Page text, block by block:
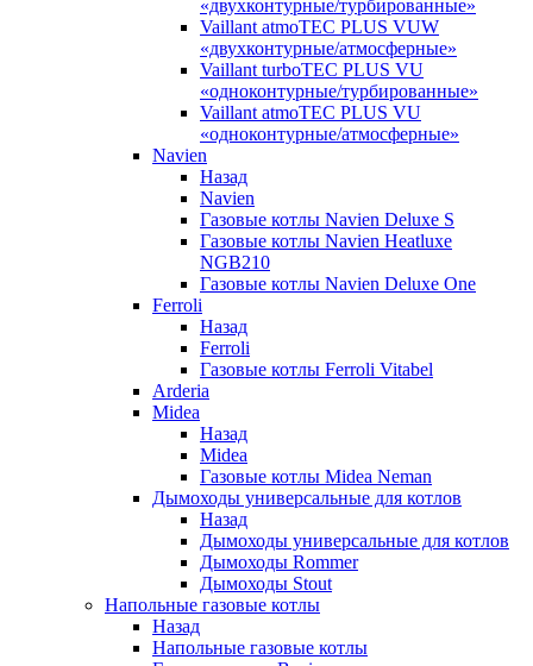
«двухконтурные/турбированные»
Vaillant atmoTEC PLUS VUW
«двухконтурные/атмосферные»
Vaillant turboTEC PLUS VU
«одноконтурные/турбированные»
Vaillant atmoTEC PLUS VU
«одноконтурные/атмосферные»
Navien
Назад
Navien
Газовые котлы Navien Deluxe S
Газовые котлы Navien Heatluxe
NGB210
Газовые котлы Navien Deluxe One
Ferroli
Назад
Ferroli
Газовые котлы Ferroli Vitabel
Arderia
Midea
Назад
Midea
Газовые котлы Midea Neman
Дымоходы универсальные для котлов
Назад
Дымоходы универсальные для котлов
Дымоходы Rommer
Дымоходы Stout
Напольные газовые котлы
Назад
Напольные газовые котлы